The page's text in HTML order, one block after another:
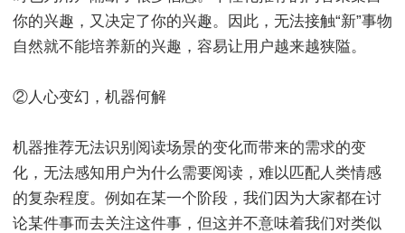
你的兴趣，又决定了你的兴趣。因此，无法接触“新”事物
自然就不能培养新的兴趣，容易让用户越来越狭隘。
②人心变幻，机器何解
机器推荐无法识别阅读场景的变化而带来的需求的变
化，无法感知用户为什么需要阅读，难以匹配人类情感
的复杂程度。例如在某一个阶段，我们因为大家都在讨
论某件事而去关注这件事，但这并不意味着我们对类似